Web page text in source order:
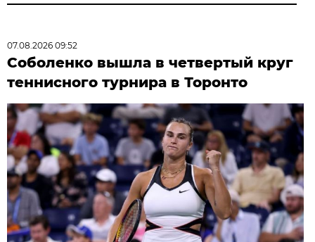
07.08.2026 09:52
Соболенко вышла в четвертый круг
теннисного турнира в Торонто